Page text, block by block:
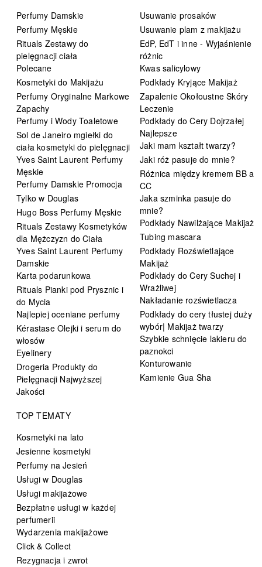
Perfumy Damskie
Perfumy Męskie
Rituals Zestawy do
pielęgnacji ciała
Polecane
Kosmetyki do Makijażu
Perfumy Oryginalne Markowe
Zapachy
Perfumy i Wody Toaletowe
Sol de Janeiro mgiełki do
ciała kosmetyki do pielęgnacji
Yves Saint Laurent Perfumy
Męskie
Perfumy Damskie Promocja
Tylko w Douglas
Hugo Boss Perfumy Męskie
Rituals Zestawy Kosmetyków
dla Mężczyzn do Ciała
Yves Saint Laurent Perfumy
Damskie
Karta podarunkowa
Rituals Pianki pod Prysznic i
do Mycia
Najlepiej oceniane perfumy
Kérastase Olejki i serum do
włosów
Eyelinery
Drogeria Produkty do
Pielęgnacji Najwyższej
Jakości
Usuwanie prosaków
Usuwanie plam z makijażu
EdP, EdT i inne - Wyjaśnienie
różnic
Kwas salicylowy
Podkłady Kryjące Makijaż
Zapalenie Okołoustne Skóry
Leczenie
Podkłady do Cery Dojrzałej
Najlepsze
Jaki mam kształt twarzy?
Jaki róż pasuje do mnie?
Różnica między kremem BB a
CC
Jaka szminka pasuje do
mnie?
Podkłady Nawilżające Makijaż
Tubing mascara
Podkłady Rozświetlające
Makijaż
Podkłady do Cery Suchej i
Wrażliwej
Nakładanie rozświetlacza
Podkłady do cery tłustej duży
wybór| Makijaż twarzy
Szybkie schnięcie lakieru do
paznokci
Konturowanie
Kamienie Gua Sha
TOP TEMATY
Kosmetyki na lato
Jesienne kosmetyki
Perfumy na Jesień
Usługi w Douglas
Usługi makijażowe
Bezpłatne usługi w każdej
perfumerii
Wydarzenia makijażowe
Click & Collect
Rezygnacja i zwrot